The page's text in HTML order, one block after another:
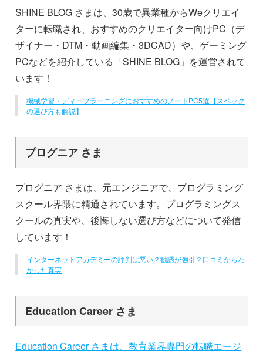
SHINE BLOG さまは、30歳で異業種からWeクリエイ
ターに転職され、おすすめのクリエイター向けPC（デ
ザイナー・DTM・動画編集・3DCAD）や、ゲーミング
PCなどを紹介している「SHINE BLOG」を運営されて
います！
機械学習・ディープラーニングにおすすめのノートPC5選【スペック
の選び方も解説】
プログニア さま
プログニア さまは、元エンジニアで、プログラミング
スクール界隈に精通されています。プログラミングス
クールの真実や、後悔しない選び方などについて発信
しています！
インターネットアカデミーの評判は悪い？勧誘が強引？口コミからわ
かった真実
Education Career さま
Education Career さまは、教育業界専門の転職エージ